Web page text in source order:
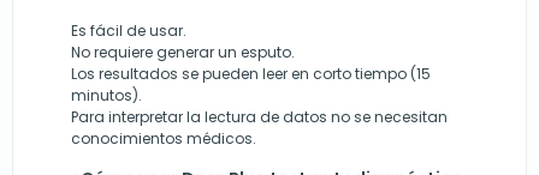
Es fácil de usar.
No requiere generar un esputo.
Los resultados se pueden leer en corto tiempo (15
minutos).
Para interpretar la lectura de datos no se necesitan
conocimientos médicos.